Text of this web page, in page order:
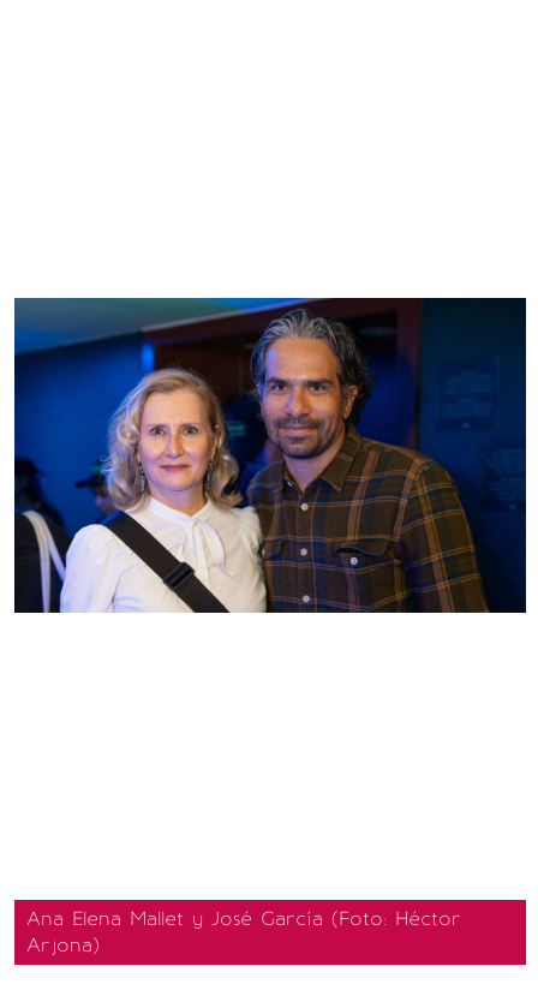
Ana Elena Mallet y José García (Foto: Héctor
Arjona)